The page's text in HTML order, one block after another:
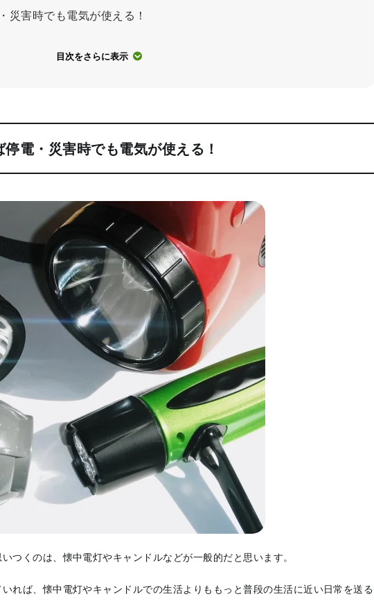
災害時でも電気が使える！
目次をさらに表示
停電・災害時でも電気が使える！
つくのは、懐中電灯やキャンドルなどが一般的だと思います。
れば、懐中電灯やキャンドルでの生活よりももっと普段の生活に近い日常を送る